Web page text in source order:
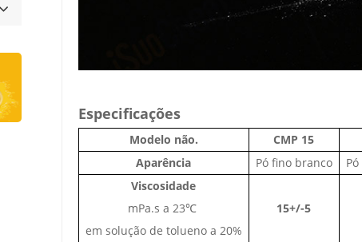
Especificações
Modelo não. CMP 15
Aparência
Pó fino branco
Viscosidade
mPa.s a 23℃
em solução de tolueno a 20%
15+/-5